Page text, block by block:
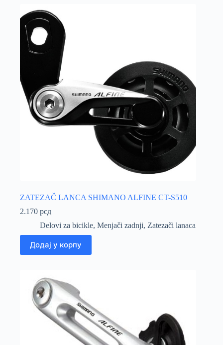
ZATEZAČ LANCA SHIMANO ALFINE CT-S510
2.170 рсд
Delovi za bicikle, Menjači zadnji, Zatezači lanaca
Додај у корпу